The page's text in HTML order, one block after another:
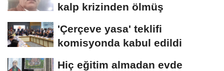
kalp krizinden ölmüş
'Çerçeve yasa' teklifi
komisyonda kabul edildi
Hiç eğitim almadan evde